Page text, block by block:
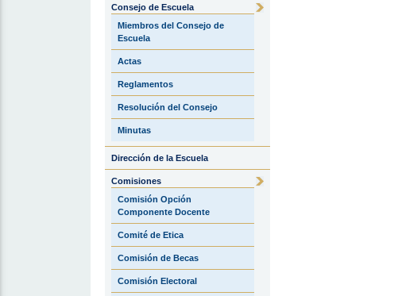
Consejo de Escuela
Miembros del Consejo de
Escuela
Actas
Reglamentos
Resolución del Consejo
Minutas
Dirección de la Escuela
Comisiones
Comisión Opción
Componente Docente
Comité de Etica
Comisión de Becas
Comisión Electoral